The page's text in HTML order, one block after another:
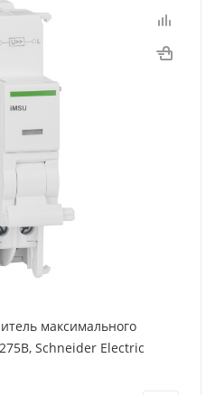
максимального
Schneider Electric